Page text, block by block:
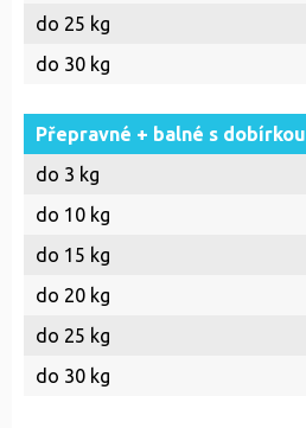
do 25 kg
do 30 kg
Přepravné + balné s dobírkou
do 3 kg
do 10 kg
do 15 kg
do 20 kg
do 25 kg
do 30 kg